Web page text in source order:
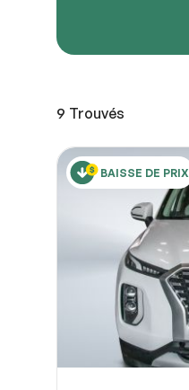
9 Trouvés
BAISSE DE PRIX